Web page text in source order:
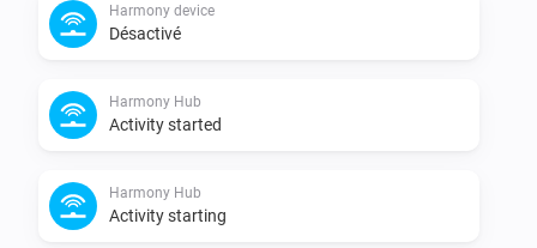
Harmony device
Désactivé
Harmony Hub
Activity started
Harmony Hub
Activity starting